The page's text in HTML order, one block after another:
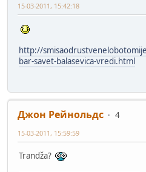
15-03-2011, 15:42:18
http://
bar-savet-balasevica-vredi.html
Джон Рейнольдс
4
15-03-2011, 15:59:59
Trandža?